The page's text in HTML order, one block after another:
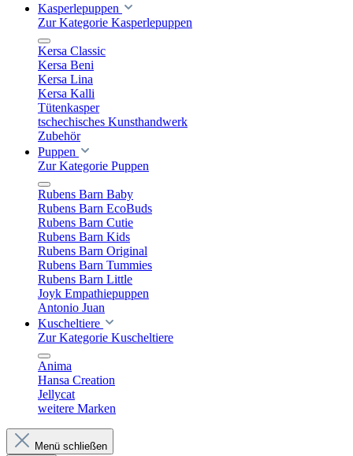
Kasperlepuppen
Zur Kategorie Kasperlepuppen
Kersa Classic
Kersa Beni
Kersa Lina
Kersa Kalli
Tütenkasper
tschechisches Kunsthandwerk
Zubehör
Puppen
Zur Kategorie Puppen
Rubens Barn Baby
Rubens Barn EcoBuds
Rubens Barn Cutie
Rubens Barn Kids
Rubens Barn Original
Rubens Barn Tummies
Rubens Barn Little
Joyk Empathiepuppen
Antonio Juan
Kuscheltiere
Zur Kategorie Kuscheltiere
Anima
Hansa Creation
Jellycat
weitere Marken
Menü schließen